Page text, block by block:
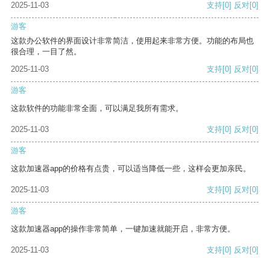
2025-11-03 支持[0] 反对[0]
游客
这款办公软件的界面设计非常简洁，使用起来非常方便。功能的布局也
很合理，一目了然。
2025-11-03
支持[0] 反对[0]
游客
这款软件的功能非常全面，可以满足我所有需求。
2025-11-03 支持[0] 反对[0]
游客
这款加速器app的价格有点贵，可以适当降低一些，这样会更加亲民。
2025-11-03 支持[0] 反对[0]
游客
这款加速器app的操作非常简单，一键加速就能开启，非常方便。
2025-11-03 支持[0] 反对[0]